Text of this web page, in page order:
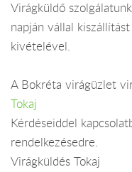
Virágküldő
napján vállal
kivételével.
A Bokréta virágüzlet
Tokaj
Kérdéseiddel
rendelkezésedre.
Virágküldés Tokaj